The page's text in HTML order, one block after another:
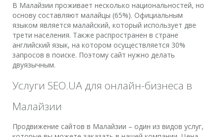
В Малайзии проживает несколько национальностей, но
основу составляют малайцы (65%). Официальным
языком является малайский, который использует две
трети населения. Также распространен в стране
английский язык, на котором осуществляется 30%
запросов в поиске. Поэтому сайт нужно делать
двуязычным.
Услуги SEO.UA для онлайн-бизнеса в
Малайзии
Продвижение сайтов в Малайзии – один из видов услуг,